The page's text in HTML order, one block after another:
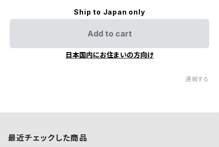
Ship to Japan only
Add to cart
日本国内にお住まいの方向け
通報する
最近チェックした商品